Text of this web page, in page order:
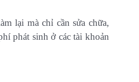
lại mà chỉ cần sửa chữa,
phát sinh ở các tài khoản